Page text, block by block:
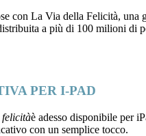
con La Via della Felicità, una
a più di 100 milioni di
PER I-PAD
è adesso disponibile per
con un semplice tocco.